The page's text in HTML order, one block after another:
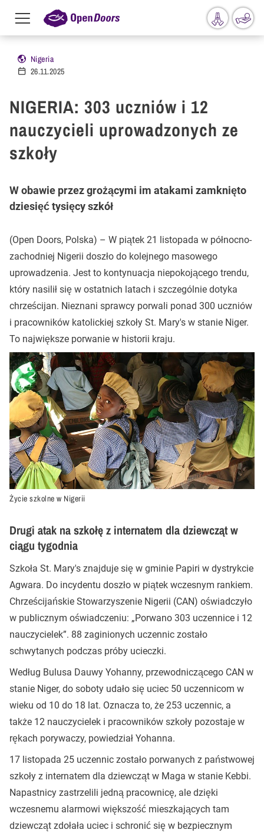
Przejdź do treści
Menu
toggle
Nigeria
26.11.2025
NIGERIA: 303 uczniów i 12
nauczycieli uprowadzonych ze
szkoły
W obawie przez grożącymi im atakami zamknięto
dziesięć tysięcy szkół
(Open Doors, Polska) – W piątek 21 listopada w północno-
zachodniej Nigerii doszło do kolejnego masowego
uprowadzenia. Jest to kontynuacja niepokojącego trendu,
który nasilił się w ostatnich latach i szczególnie dotyka
chrześcijan. Nieznani sprawcy porwali ponad 300 uczniów
i pracowników katolickiej szkoły St. Mary's w stanie Niger.
To największe porwanie w historii kraju.
Życie szkolne w Nigerii
Drugi atak na szkołę z internatem dla dziewcząt w
ciągu tygodnia
Szkoła St. Mary's znajduje się w gminie Papiri w dystrykcie
Agwara. Do incydentu doszło w piątek wczesnym rankiem.
Chrześcijańskie Stowarzyszenie Nigerii (CAN) oświadczyło
w publicznym oświadczeniu: „Porwano 303 uczennice i 12
nauczycielek”. 88 zaginionych uczennic zostało
schwytanych podczas próby ucieczki.
Według Bulusa Dauwy Yohanny, przewodniczącego CAN w
stanie Niger, do soboty udało się uciec 50 uczennicom w
wieku od 10 do 18 lat. Oznacza to, że 253 uczennic, a
także 12 nauczycielek i pracowników szkoły pozostaje w
rękach porywaczy, powiedział Yohanna.
17 listopada 25 uczennic zostało porwanych z państwowej
szkoły z internatem dla dziewcząt w Maga w stanie Kebbi.
Napastnicy zastrzelili jedną pracownicę, ale dzięki
wczesnemu alarmowi większość mieszkających tam
dziewcząt zdołała uciec i schronić się w bezpiecznym